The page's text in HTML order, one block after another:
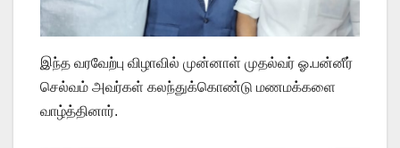
இந்த வரவேற்பு விழாவில் முன்னாள் முதல்வர் ஓ.பன்னீர்
செல்வம் அவர்கள் கலந்துக்கொண்டு மணமக்களை
வாழ்த்தினார்.